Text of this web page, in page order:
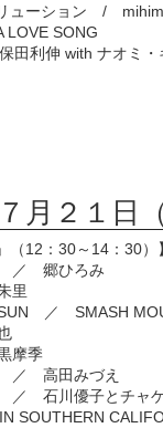
ューション /
SONG
ナオミ・キ
月２１日（
（12：30～14：30）
／ 郷ひろみ
里
SUN ／ SMASH
摩季
／ 高田みづえ
／ 石川優子とチャ
IN SOUTHERN